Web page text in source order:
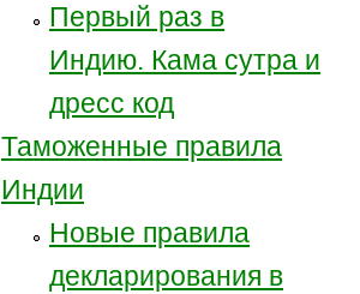
Первый раз в
Индию. Кама сутра и
дресс код
Таможенные правила
Индии
Новые правила
декларирования в